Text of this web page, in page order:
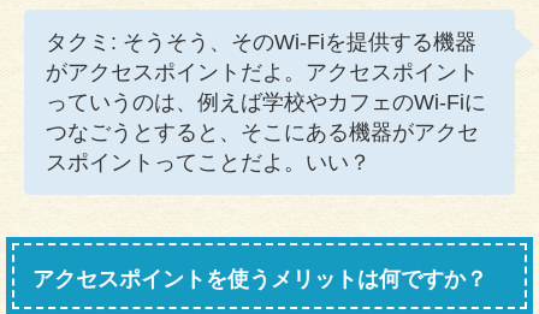
タクミ: そうそう、そのWi-Fiを提供する機器
がアクセスポイントだよ。アクセスポイント
っていうのは、例えば学校やカフェのWi-Fiに
つなごうとすると、そこにある機器がアクセ
スポイントってことだよ。いい？
アクセスポイントを使うメリットは何ですか？